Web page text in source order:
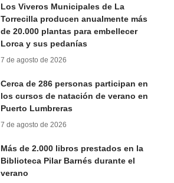
Los Viveros Municipales de La
Torrecilla producen anualmente más
de 20.000 plantas para embellecer
Lorca y sus pedanías
7 de agosto de 2026
Cerca de 286 personas participan en
los cursos de natación de verano en
Puerto Lumbreras
7 de agosto de 2026
Más de 2.000 libros prestados en la
Biblioteca Pilar Barnés durante el
verano